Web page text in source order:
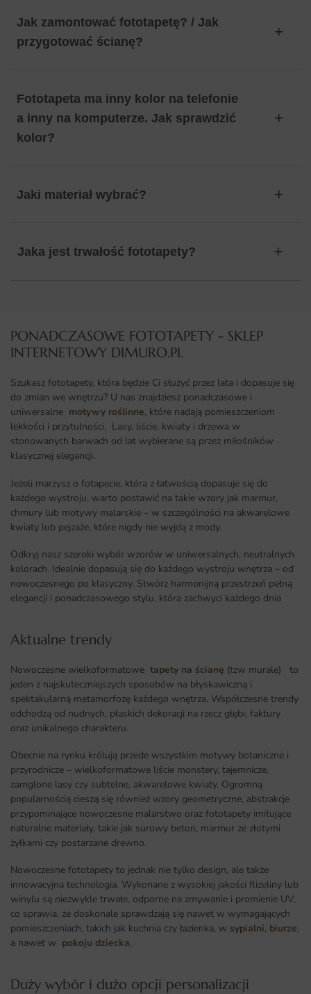
Jak zamontować fototapetę? / Jak
przygotować ścianę?
Fototapeta ma inny kolor na telefonie
a inny na komputerze. Jak sprawdzić
kolor?
Jaki materiał wybrać?
Jaka jest trwałość fototapety?
PONADCZASOWE FOTOTAPETY - SKLEP
INTERNETOWY DIMURO.PL​
Szukasz fototapety, która będzie Ci służyć przez lata i dopasuje się
do zmian we wnętrzu? U nas znajdziesz ponadczasowe i
uniwersalne motywy roślinne, które nadają pomieszczeniom
lekkości i przytulności. Lasy, liście, kwiaty i drzewa w
stonowanych barwach od lat wybierane są przez miłośników
klasycznej elegancji.
Jeżeli marzysz o fotapecie, która z łatwością dopasuje się do
każdego wystroju, warto postawić na takie wzory jak marmur,
chmury lub motywy malarskie – w szczególności na akwarelowe
kwiaty lub pejzaże, które nigdy nie wyjdą z mody.
Odkryj nasz szeroki wybór wzorów w uniwersalnych, neutralnych
kolorach. Idealnie dopasują się do każdego wystroju wnętrza – od
nowoczesnego po klasyczny. Stwórz harmonijną przestrzeń pełną
elegancji i ponadczasowego stylu, która zachwyci każdego dnia
Aktualne trendy​
Nowoczesne wielkoformatowe tapety na ścianę (tzw murale) to
jeden z najskuteczniejszych sposobów na błyskawiczną i
spektakularną metamorfozę każdego wnętrza. Współczesne trendy
odchodzą od nudnych, płaskich dekoracji na rzecz głębi, faktury
oraz unikalnego charakteru.
Obecnie na rynku królują przede wszystkim motywy botaniczne i
przyrodnicze – wielkoformatowe liście monstery, tajemnicze,
zamglone lasy czy subtelne, akwarelowe kwiaty. Ogromną
popularnością cieszą się również wzory geometryczne, abstrakcje
przypominające nowoczesne malarstwo oraz fototapety imitujące
naturalne materiały, takie jak surowy beton, marmur ze złotymi
żyłkami czy postarzane drewno.
Nowoczesne fototapety to jednak nie tylko design, ale także
innowacyjna technologia. Wykonane z wysokiej jakości flizeliny lub
winylu są niezwykle trwałe, odporne na zmywanie i promienie UV,
co sprawia, że doskonale sprawdzają się nawet w wymagających
pomieszczeniach, takich jak kuchnia czy łazienka, w sypialni, biurze,
a nawet w pokoju dziecka,
Duży wybór i dużo opcji personalizacji ​